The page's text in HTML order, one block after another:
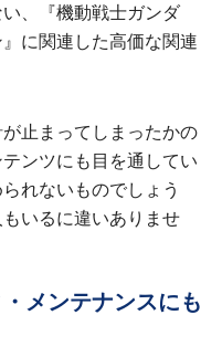
、『機動戦士ガンダ
に関連した高価な関連
止まってしまったかの
ンツにも目を通してい
れないものでしょう
いるに違いありませ
メンテナンスにも